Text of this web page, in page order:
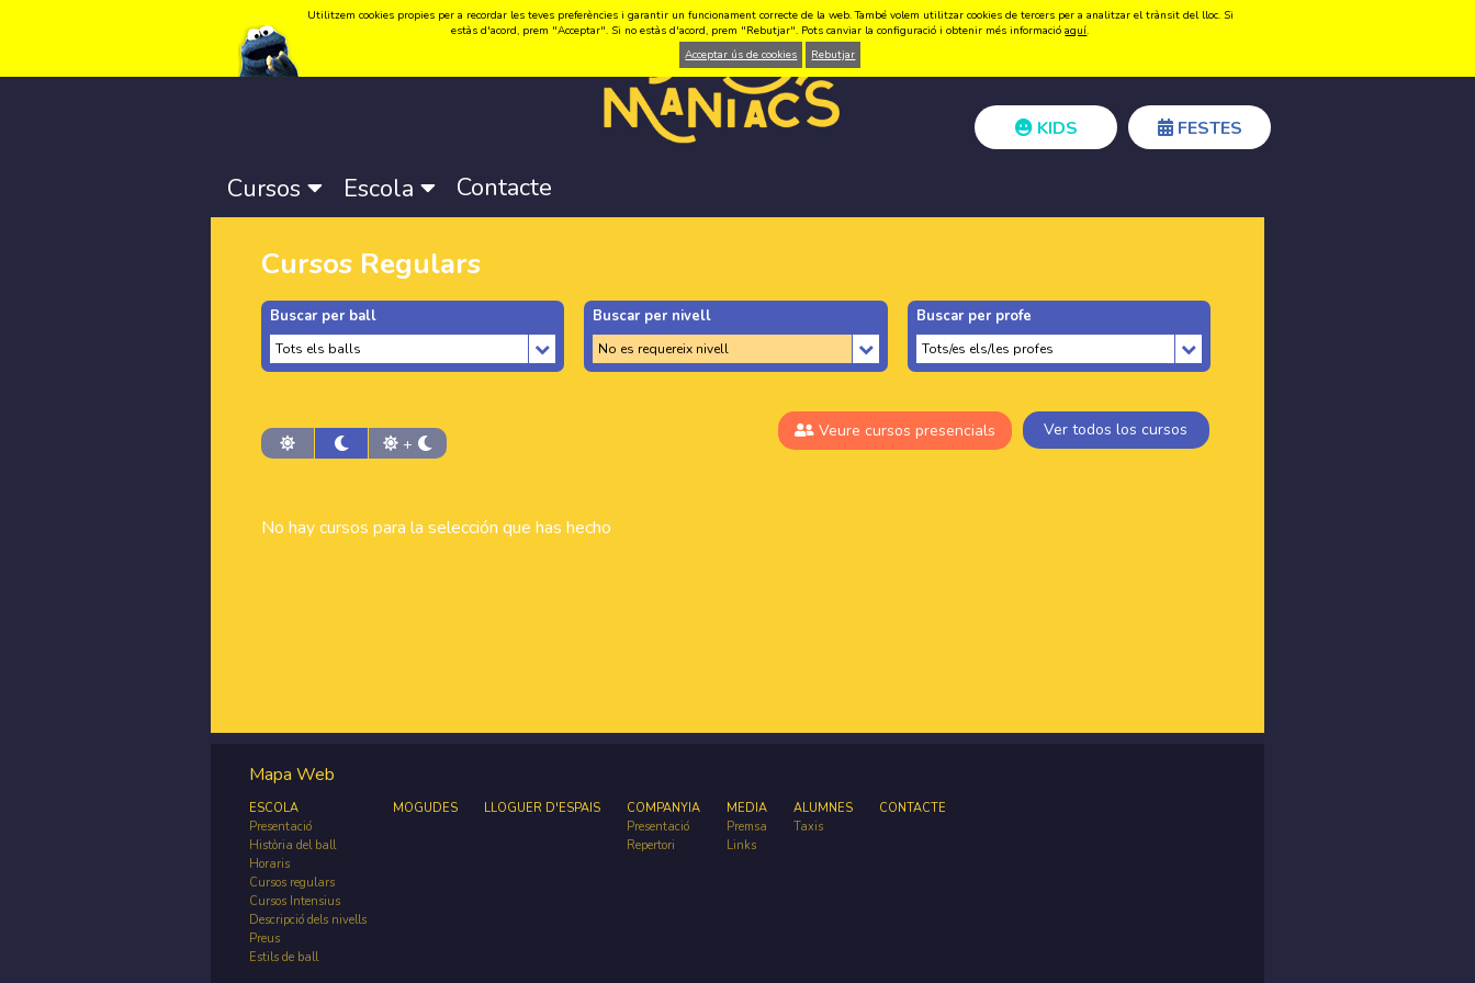
Idioma:Català -Castellano-English Registrar-se Accedir
KIDS FESTES
Cursos Escola Contacte
Cursos Regulars
Buscar per ball Buscar per nivell Buscar per profe
Veure cursos presencials Ver todos los cursos
+
No hay cursos para la selección que has hecho
Mapa Web
ESCOLA
Presentació
Història del ball
Horaris
Cursos regulars
Cursos Intensius
Descripció dels nivells
Preus
Estils de ball
MOGUDES LLOGUER D'ESPAIS
COMPANYIA
Presentació
Repertori
MEDIA
Premsa
Links
ALUMNES
Taxis
CONTACTE
Utilitzem cookies propies per a recordar les teves preferències i garantir un funcionament correcte de la web. També volem utilitzar cookies de tercers per a analitzar el trànsit del lloc. Si
estàs d'acord, prem "Acceptar". Si no estàs d'acord, prem "Rebutjar". Pots canviar la configuració i obtenir més informacióaquí.
Acceptar ús de cookies
Rebutjar